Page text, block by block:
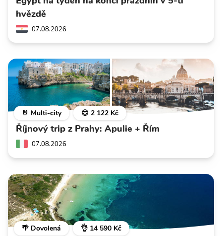
hvězdě
07.08.2026
🤘 Multi-city 😍 2 122 Kč
Říjnový trip z Prahy: Apulie + Řím
07.08.2026
🌴 Dovolená 👌 14 590 Kč